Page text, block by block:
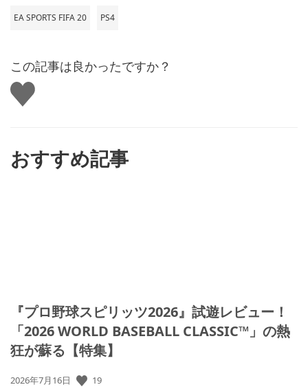
EA SPORTS FIFA 20 PS4
この記事は良かったですか？
い
い
おすすめ記事
『プロ野球スピリッツ2026』試遊レビュー！
「2026 WORLD BASEBALL CLASSIC™」の熱
狂が蘇る【特集】
公
2026年7月16日 19